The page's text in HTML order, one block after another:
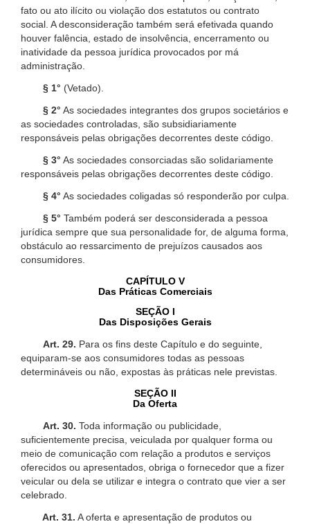
fato ou ato ilícito ou violação dos estatutos ou contrato
social. A desconsideração também será efetivada quando
houver falência, estado de insolvência, encerramento ou
inatividade da pessoa jurídica provocados por má
administração.
§ 1° (Vetado).
§ 2° As sociedades integrantes dos grupos societários e
as sociedades controladas, são subsidiariamente
responsáveis pelas obrigações decorrentes deste código.
§ 3° As sociedades consorciadas são solidariamente
responsáveis pelas obrigações decorrentes deste código.
§ 4° As sociedades coligadas só responderão por culpa.
§ 5° Também poderá ser desconsiderada a pessoa
jurídica sempre que sua personalidade for, de alguma forma,
obstáculo ao ressarcimento de prejuízos causados aos
consumidores.
CAPÍTULO V
Das Práticas Comerciais
SEÇÃO I
Das Disposições Gerais
Art. 29. Para os fins deste Capítulo e do seguinte,
equiparam-se aos consumidores todas as pessoas
determináveis ou não, expostas às práticas nele previstas.
SEÇÃO II
Da Oferta
Art. 30. Toda informação ou publicidade,
suficientemente precisa, veiculada por qualquer forma ou
meio de comunicação com relação a produtos e serviços
oferecidos ou apresentados, obriga o fornecedor que a fizer
veicular ou dela se utilizar e integra o contrato que vier a ser
celebrado.
Art. 31. A oferta e apresentação de produtos ou